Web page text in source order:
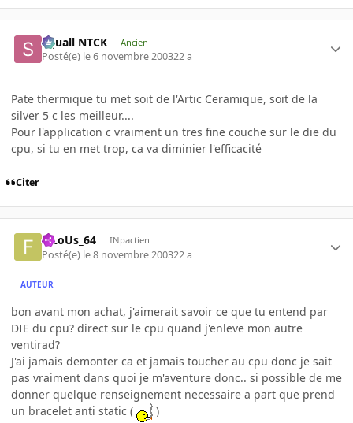
Squall NTCK Ancien
Posté(e) le 6 novembre 200322 a
Pate thermique tu met soit de l'Artic Ceramique, soit de la
silver 5 c les meilleur....
Pour l'application c vraiment un tres fine couche sur le die du
cpu, si tu en met trop, ca va diminier l'efficacité
Citer
FiLoUs_64 INpactien
Posté(e) le 8 novembre 200322 a
AUTEUR
bon avant mon achat, j'aimerait savoir ce que tu entend par
DIE du cpu? direct sur le cpu quand j'enleve mon autre
ventirad?
J'ai jamais demonter ca et jamais toucher au cpu donc je sait
pas vraiment dans quoi je m'aventure donc.. si possible de me
donner quelque renseignement necessaire a part que prend
un bracelet anti static (
)